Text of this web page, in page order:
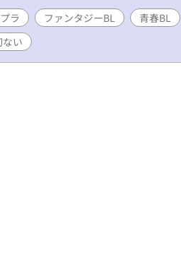
に明け暮れるが、結果は意外な結
通る音色と、風のように自由な舞
、切なく眩しいローファンタジー
をどこへ導くのか。 〈攻
ラ ファンタジーBL
青春BL
ない